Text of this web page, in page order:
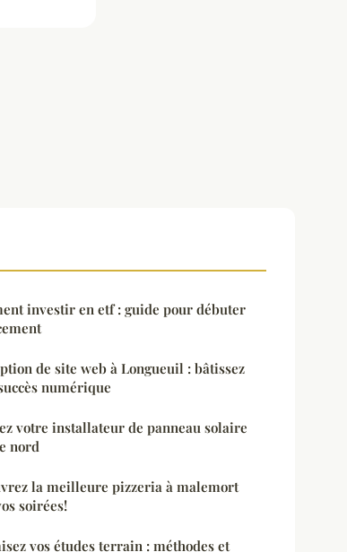
investir en etf : guide pour débuter
de site web à Longueuil : bâtissez
numérique
votre installateur de panneau solaire
nord
la meilleure pizzeria à malemort
soirées!
vos études terrain : méthodes et